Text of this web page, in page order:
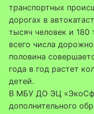
транспортных
дорогах в
тысяч человек и
всего числа
половина
года в год растет
детей.
В МБУ ДО ЭЦ
дополнительного